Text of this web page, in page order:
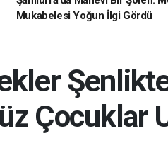
Mukabelesi Yoğun İlgi Gördü
Çocuklar